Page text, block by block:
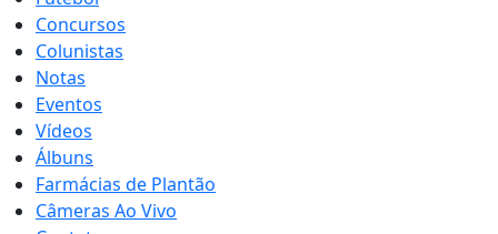
Concursos
Colunistas
Notas
Eventos
Vídeos
Álbuns
Farmácias de Plantão
Câmeras Ao Vivo